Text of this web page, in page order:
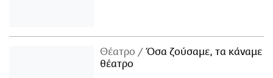
Θέατρο
Όσα ζούσαμε, τα κάναμε
θέατρο